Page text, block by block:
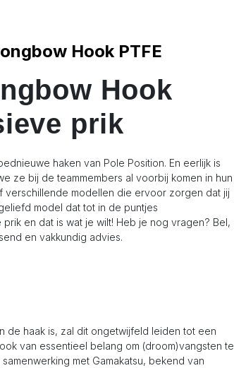
Hook PTFE
Hook
prik
haken van Pole Position. En eerlijk is
ze bij de teammembers al voorbij komen in hun
verschillende modellen die ervoor zorgen dat jij
model dat tot in de puntjes
en dat is wat je wilt! Heb je nog vragen? Bel,
en vakkundig advies.
de haak is, zal dit ongetwijfeld leiden tot een
van essentieel belang om (droom)vangsten te
met Gamakatsu, bekend van